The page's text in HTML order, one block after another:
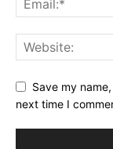
Save my
next time I